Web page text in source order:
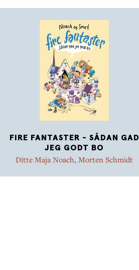
FIRE FANTASTER - SÅDAN GAD
JEG GODT BO
Ditte Maja Noach, Morten Schmidt